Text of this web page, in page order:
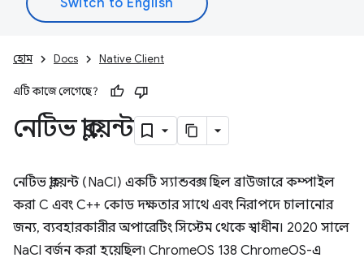
হোম Docs Native Client
এটি কাজে লেগেছে?
নেটিভ ক্লায়েন্ট
নেটিভ ক্লায়েন্ট (NaCl) একটি স্যান্ডবক্স ছিল ব্রাউজারে কম্পাইল
করা C এবং C++ কোড দক্ষতার সাথে এবং নিরাপদে চালানোর
জন্য, ব্যবহারকারীর অপারেটিং সিস্টেম থেকে স্বাধীন। 2020 সালে
NaCl বর্জন করা হয়েছিল৷ ChromeOS 138 ChromeOS-এ